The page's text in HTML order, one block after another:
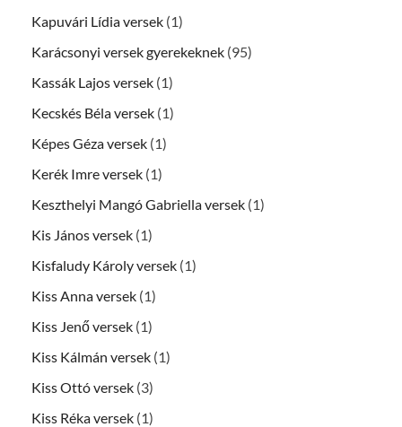
Kapuvári Lídia versek (1)
Karácsonyi versek gyerekeknek (95)
Kassák Lajos versek (1)
Kecskés Béla versek (1)
Képes Géza versek (1)
Kerék Imre versek (1)
Keszthelyi Mangó Gabriella versek (1)
Kis János versek (1)
Kisfaludy Károly versek (1)
Kiss Anna versek (1)
Kiss Jenő versek (1)
Kiss Kálmán versek (1)
Kiss Ottó versek (3)
Kiss Réka versek (1)